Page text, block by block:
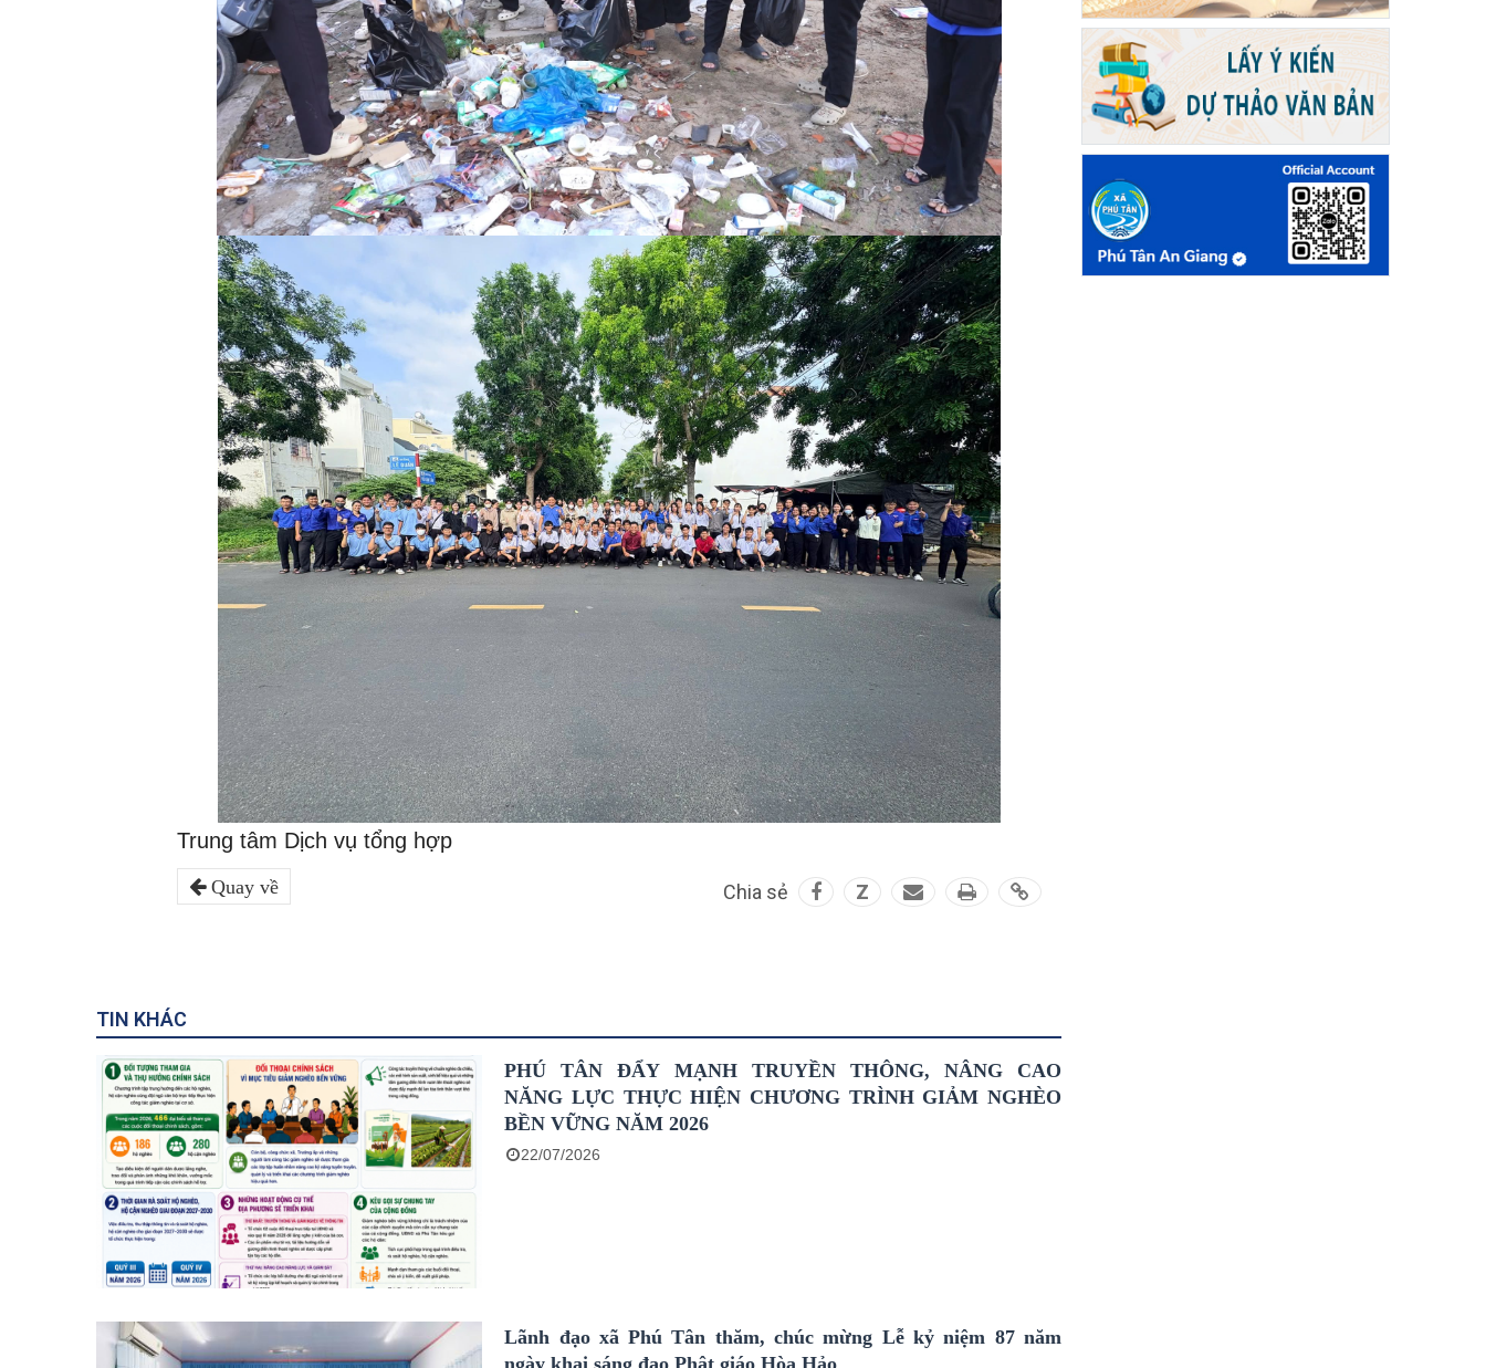
Trung tâm Dịch vụ tổng hợp
Quay về Chia sẻ Z
TIN KHÁC
PHÚ TÂN ĐẨY MẠNH TRUYỀN THÔNG, NÂNG CAO
NĂNG LỰC THỰC HIỆN CHƯƠNG TRÌNH GIẢM NGHÈO
BỀN VỮNG NĂM 2026
22/07/2026
Lãnh đạo xã Phú Tân thăm, chúc mừng Lễ kỷ niệm 87 năm